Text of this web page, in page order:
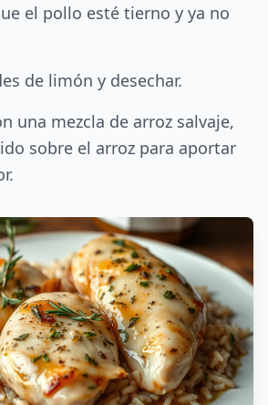
el pollo esté tierno y ya no
de limón y desechar.
una mezcla de arroz salvaje,
sobre el arroz para aportar